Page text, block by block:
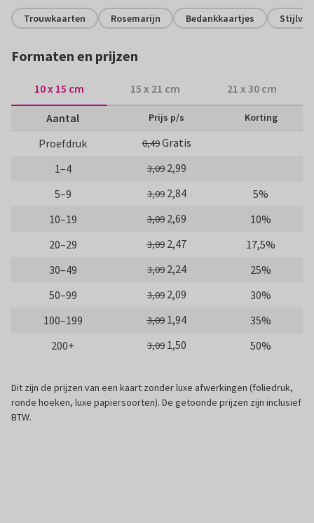
Trouwkaarten Rosemarijn Bedankkaartjes Stijlvol
Formaten en prijzen
10 x 15 cm 15 x 21 cm 21 x 30 cm
Aantal Prijs p/s Korting
Proefdruk 0,49Gratis
1–4
3,09 2,99
5–9
3,09 2,84
5%
10–19
3,09 2,69
10%
20–29
3,09 2,47
17,5%
30–49
3,09 2,24
25%
50–99
3,09 2,09
30%
100–199
3,09 1,94
35%
200+
3,09 1,50 50%
Dit zijn de prijzen van een kaart zonder luxe afwerkingen (foliedruk,
ronde hoeken, luxe papiersoorten). De getoonde prijzen zijn inclusief
BTW.